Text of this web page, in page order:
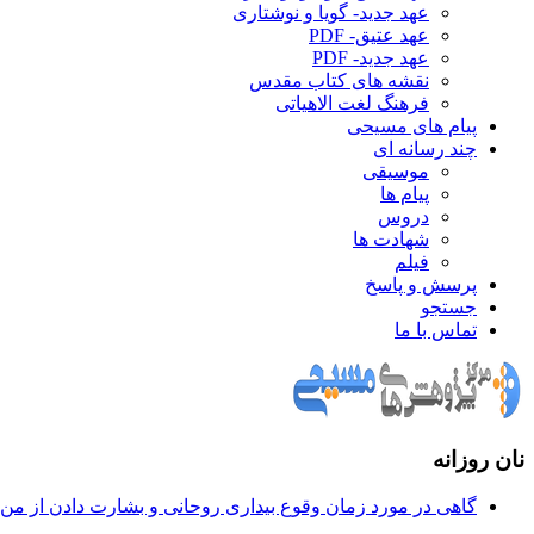
عهد جدید- گویا و نوشتاری
عهد عتیق- PDF
عهد جدید- PDF
نقشه های کتاب مقدس
فرهنگ لغت الاهیاتی
پیام های مسیحی
چند رسانه ای
موسیقی
پیام ها
دروس
شهادت ها
فیلم
پرسش و پاسخ
جستجو
تماس با ما
نان روزانه
گاهی در مورد زمان وقوع بيداری روحانی و بشارت دادن از من